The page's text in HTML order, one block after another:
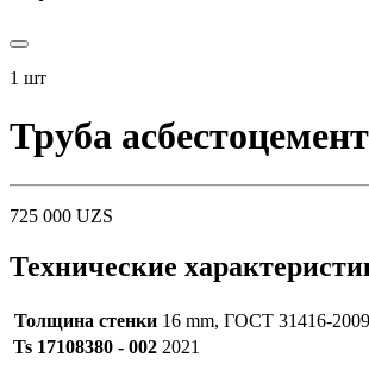
1 шт
Труба
725 000 UZS
Технические
Толщина стенки 16 mm, ГОСТ 31416-2009
Ts 17108380 - 002 2021